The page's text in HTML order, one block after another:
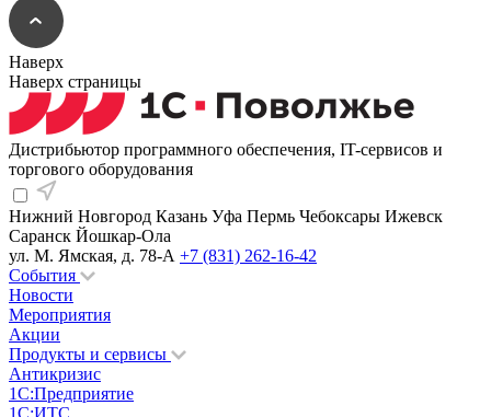
Наверх
Наверх страницы
Дистрибьютор программного обеспечения, IT-сервисов и
торгового оборудования
Нижний Новгород Казань Уфа Пермь Чебоксары Ижевск
Саранск Йошкар-Ола
ул. М. Ямская, д. 78-А +7 (831) 262-16-42
События
Новости
Мероприятия
Акции
Продукты и сервисы
Антикризис
1С:Предприятие